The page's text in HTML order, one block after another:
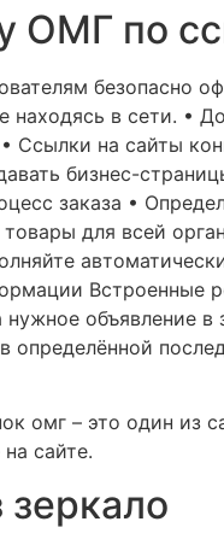
ОМГ по
безопасно
находясь в сети. •
Ссылки на сайты
бизнес-
заказа •
для всей
Встроенные
объявление
омг – это один из
сайте.